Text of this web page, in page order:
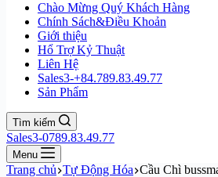
Chào Mừng Quý Khách Hàng
Chính Sách&Điều Khoản
Giới thiệu
Hổ Trợ Kỷ Thuật
Liên Hệ
Sales3-+84.789.83.49.77
Sản Phẩm
Tìm kiếm
Sales3-0789.83.49.77
Menu
Trang chủ Tự Động Hóa Cầu Chì